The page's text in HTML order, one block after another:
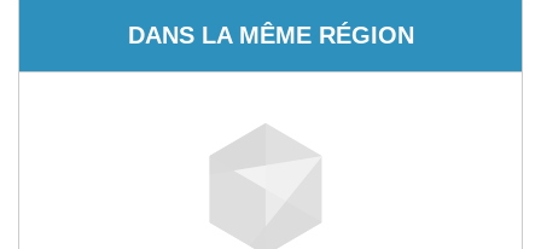
DANS LA MÊME RÉGION